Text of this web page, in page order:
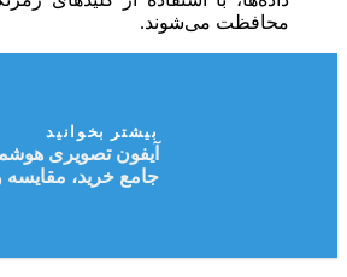
محافظت می‌شوند.
بیشتر بخوانید
آیفون تصویری
جامع خرید،